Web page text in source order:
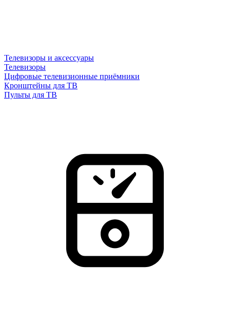
Телевизоры и аксессуары
Телевизоры
Цифровые телевизионные приёмники
Кронштейны для ТВ
Пульты для ТВ